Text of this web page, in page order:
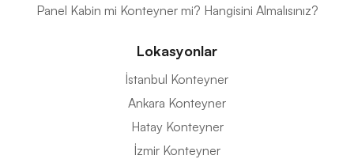
Panel Kabin mi Konteyner mi? Hangisini Almalısınız?
Lokasyonlar
İstanbul Konteyner
Ankara Konteyner
Hatay Konteyner
İzmir Konteyner